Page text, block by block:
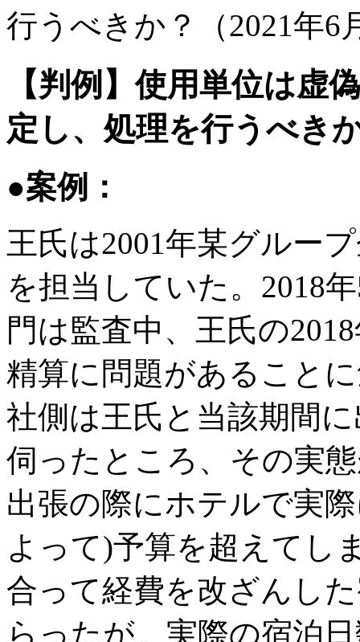
行うべきか？（2021年6
【判例】使用単位は虚
定し、処理を行うべき
●案例：
王氏は2001年某グルー
を担当していた。2018
門は監査中、王氏の
精算に問題があること
社側は王氏と当該期間
伺ったところ、その実
出張の際にホテルで実
よって)予算を超えてし
合って経費を改ざんし
らったが、実際の宿泊